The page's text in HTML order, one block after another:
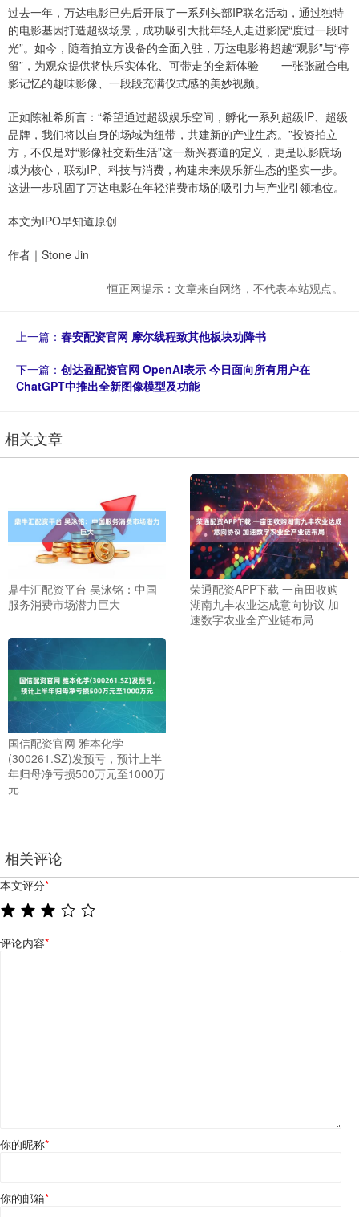
过去一年，万达电影已先后开展了一系列头部IP联名活动，通过独特
的电影基因打造超级场景，成功吸引大批年轻人走进影院“度过一段时
光”。如今，随着拍立方设备的全面入驻，万达电影将超越“观影”与“停
留”，为观众提供将快乐实体化、可带走的全新体验——一张张融合电
影记忆的趣味影像、一段段充满仪式感的美妙视频。
正如陈祉希所言：“希望通过超级娱乐空间，孵化一系列超级IP、超级
品牌，我们将以自身的场域为纽带，共建新的产业生态。”投资拍立
方，不仅是对“影像社交新生活”这一新兴赛道的定义，更是以影院场
域为核心，联动IP、科技与消费，构建未来娱乐新生态的坚实一步。
这进一步巩固了万达电影在年轻消费市场的吸引力与产业引领地位。
本文为IPO早知道原创
作者｜Stone Jin
恒正网提示：文章来自网络，不代表本站观点。
上一篇： 春安配资官网 摩尔线程致其他板块劝降书
下一篇： 创达盈配资官网 OpenAI表示 今日面向所有用户在
ChatGPT中推出全新图像模型及功能
相关文章
鼎牛汇配资平台 吴泳铭：中国
服务消费市场潜力巨大
荣通配资APP下载 一亩田收购
湖南九丰农业达成意向协议 加
速数字农业全产业链布局
国信配资官网 雅本化学
(300261.SZ)发预亏，预计上半
年归母净亏损500万元至1000万
元
相关评论
本文评分*
评论内容*
你的昵称*
你的邮箱*